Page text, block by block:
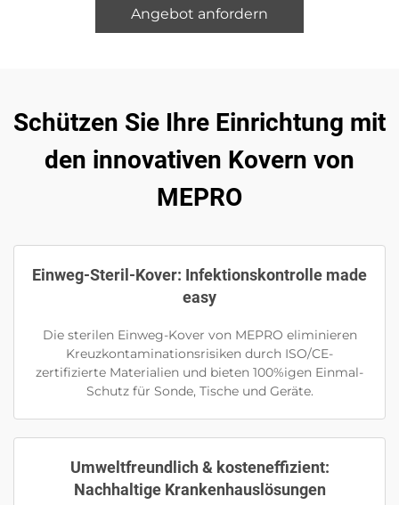
Angebot anfordern
Schützen Sie Ihre Einrichtung mit
den innovativen Kovern von
MEPRO
Einweg-Steril-Kover: Infektionskontrolle made
easy
Die sterilen Einweg-Kover von MEPRO eliminieren
Kreuzkontaminationsrisiken durch ISO/CE-
zertifizierte Materialien und bieten 100%igen Einmal-
Schutz für Sonde, Tische und Geräte.
Umweltfreundlich & kosteneffizient:
Nachhaltige Krankenhauslösungen